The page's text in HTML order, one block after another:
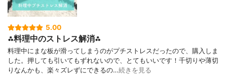
5.00
⁂料理中のストレス解消⁂
料理中にまな板が滑ってしまうのがプチストレスだったので、購入しま
した。押しても引いてもずれないので、とてもいいです！千切りや薄切
りなんかも、楽々ズレずにできるの…続きを見る